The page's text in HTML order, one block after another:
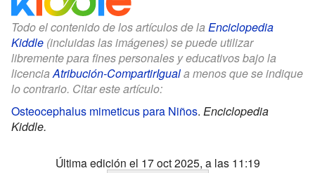
Todo el contenido de los artículos de la Enciclopedia
Kiddle (incluidas las imágenes) se puede utilizar
libremente para fines personales y educativos bajo la
licenciaAtribución-CompartirIguala menos que se indique
lo contrario. Citar este artículo:
Osteocephalus mimeticus para Niños. Enciclopedia
Kiddle.
Última edición el 17 oct 2025, a las 11:19